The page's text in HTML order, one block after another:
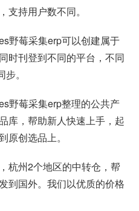
支持用户数不同。
野莓采集erp可以创建属于
时刊登到不同的平台，不同
。
野莓采集erp整理的公共产
库，帮助新人快速上手，起
原创选品上。
杭州2个地区的中转仓，帮
到国外。我们以优质的价格